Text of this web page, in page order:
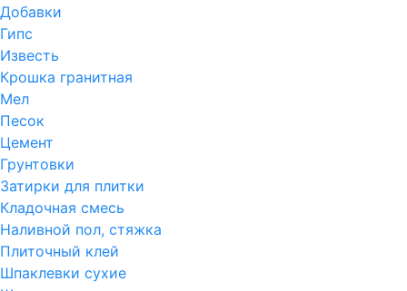
Добавки
Гипс
Известь
Крошка гранитная
Мел
Песок
Цемент
Грунтовки
Затирки для плитки
Кладочная смесь
Наливной пол, стяжка
Плиточный клей
Шпаклевки сухие